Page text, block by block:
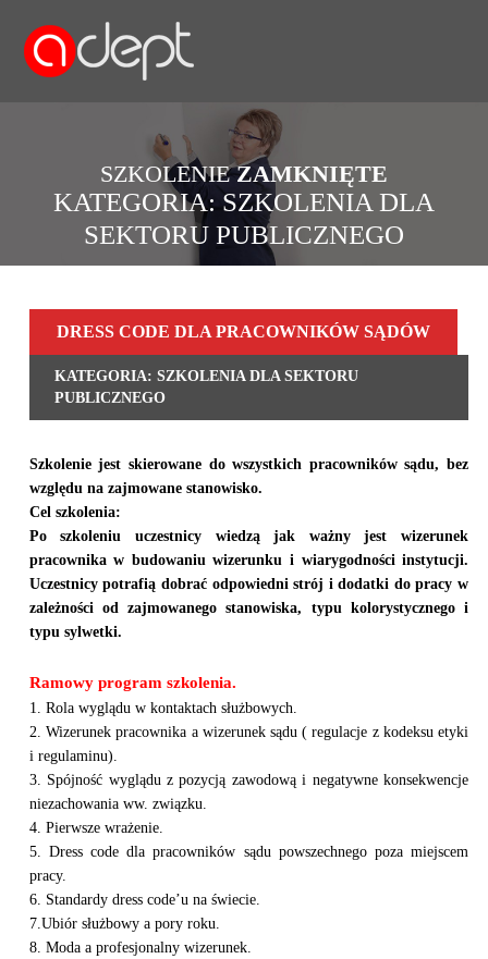
SZKOLENIEZAMKNIĘTE
KATEGORIA: SZKOLENIA DLA
SEKTORU PUBLICZNEGO
DRESS CODE DLA PRACOWNIKÓW SĄDÓW
KATEGORIA: SZKOLENIA DLA SEKTORU
PUBLICZNEGO
Szkolenie jest skierowane do wszystkich pracowników sądu, bez
względu na zajmowane stanowisko.
Cel szkolenia:
Po szkoleniu uczestnicy wiedzą jak ważny jest wizerunek
pracownika w budowaniu wizerunku i wiarygodności instytucji.
Uczestnicy potrafią dobrać odpowiedni strój i dodatki do pracy w
zależności od zajmowanego stanowiska, typu kolorystycznego i
typu sylwetki.
Ramowy program szkolenia.
1. Rola wyglądu w kontaktach służbowych.
2. Wizerunek pracownika a wizerunek sądu ( regulacje z kodeksu etyki
i regulaminu).
3. Spójność wyglądu z pozycją zawodową i negatywne konsekwencje
niezachowania ww. związku.
4. Pierwsze wrażenie.
5. Dress code dla pracowników sądu powszechnego poza miejscem
pracy.
6. Standardy dress code’u na świecie.
7.Ubiór służbowy a pory roku.
8. Moda a profesjonalny wizerunek.